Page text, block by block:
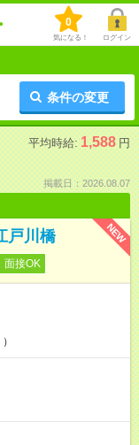
0
気になる！ ログイン
条件の変更
平均時給: 1,588 円
掲載日：2026.08.07
NEW
戸川橋
面接OK